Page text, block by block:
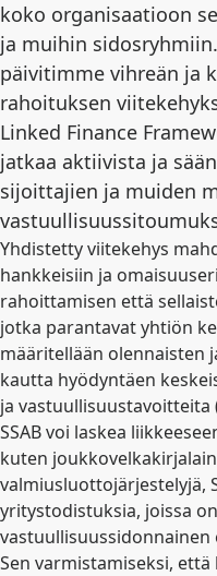
koko organisaatioon
ja muihin
päivitimme vihreän ja
rahoituksen
Linked Finance
jatkaa aktiivista ja
sijoittajien ja muiden
Yhdistetty viitekehys
hankkeisiin ja
rahoittamisen että
jotka parantavat yhtiön
määritellään olennaisten
kautta hyödyntäen
ja vastuullisuustavoitteita
SSAB voi laskea
kuten
valmiusluottojärjestelyjä,
yritystodistuksia, joissa
vastuullisuussidonnainen
Sen varmistamiseksi,